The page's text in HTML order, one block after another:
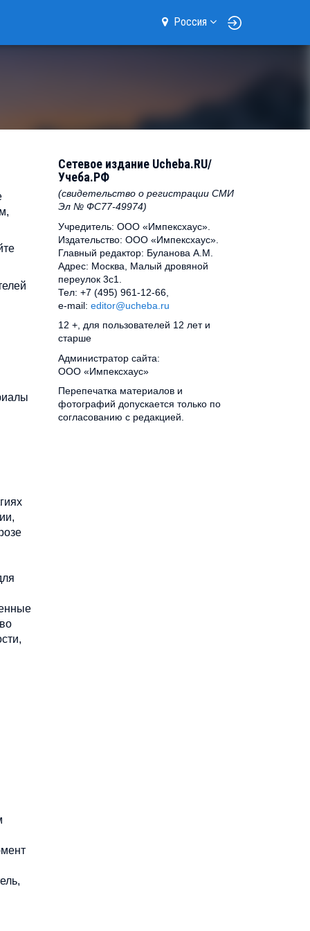
Россия
Сетевое издание Ucheba.RU/
Учеба.РФ
(свидетельство о регистрации СМИ
Эл № ФС77-49974)
Учредитель: ООО «Импексхаус».
Издательство: ООО «Импексхаус».
Главный редактор: Буланова А.М.
Адрес: Москва, Малый дровяной
переулок 3с1.
Тел: +7 (495) 961-12-66,
e-mail: editor@ucheba.ru
12 +, для пользователей 12 лет и
старше
Администратор сайта:
ООО «Импексхаус»
Перепечатка материалов и
фотографий допускается только по
согласованию с редакцией.